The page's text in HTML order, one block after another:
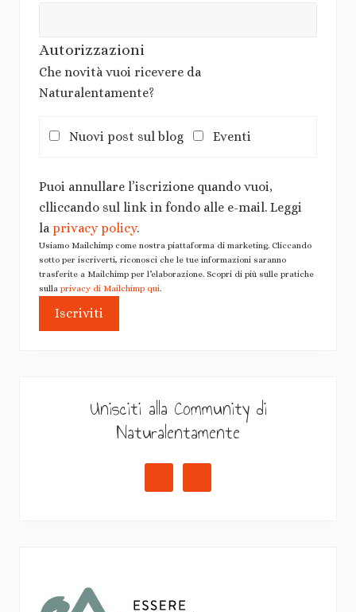
Autorizzazioni
Che novità vuoi ricevere da
Naturalentamente?
Nuovi post sul blog Eventi
Puoi annullare l’iscrizione quando vuoi,
clliccando sul link in fondo alle e-mail. Leggi
la privacy policy.
Usiamo Mailchimp come nostra piattaforma di marketing. Cliccando
sotto per iscriverti, riconosci che le tue informazioni saranno
trasferite a Mailchimp per l’elaborazione. Scopri di più sulle pratiche
sulla privacy di Mailchimp qui.
Unisciti alla Community di
Naturalentamente